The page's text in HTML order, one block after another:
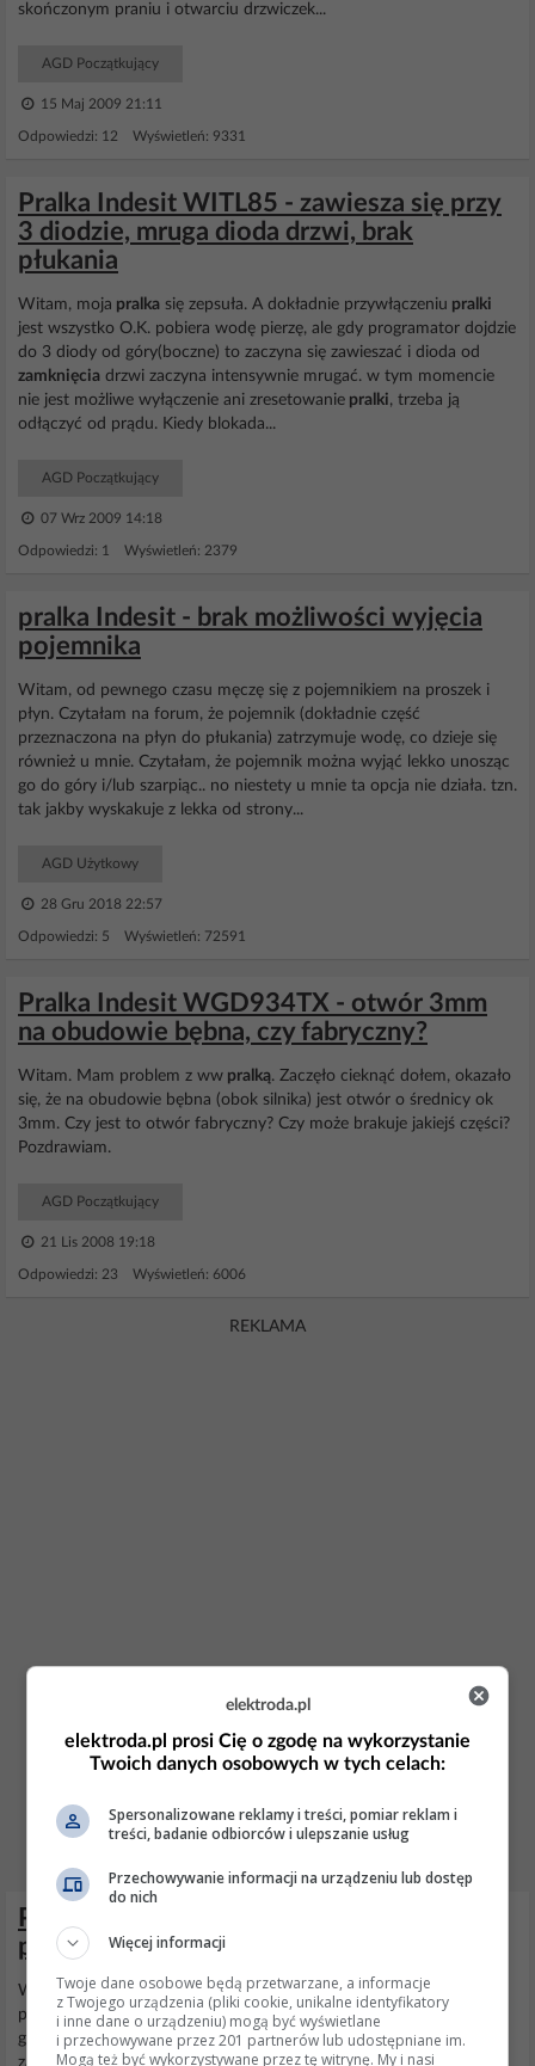
skończonym praniu i otwarciu drzwiczek...
AGD Początkujący
15 Maj 2009 21:11
Odpowiedzi: 12 Wyświetleń: 9331
Pralka Indesit WITL85 - zawiesza się przy
3 diodzie, mruga dioda drzwi, brak
płukania
Witam, moja pralka się zepsuła. A dokładnie przywłączeniu pralki
jest wszystko O.K. pobiera wodę pierzę, ale gdy programator dojdzie
do 3 diody od góry(boczne) to zaczyna się zawieszać i dioda od
zamknięcia drzwi zaczyna intensywnie mrugać. w tym momencie
nie jest możliwe wyłączenie ani zresetowanie pralki, trzeba ją
odłączyć od prądu. Kiedy blokada...
AGD Początkujący
07 Wrz 2009 14:18
Odpowiedzi: 1 Wyświetleń: 2379
pralka Indesit - brak możliwości wyjęcia
pojemnika
Witam, od pewnego czasu męczę się z pojemnikiem na proszek i
płyn. Czytałam na forum, że pojemnik (dokładnie część
przeznaczona na płyn do płukania) zatrzymuje wodę, co dzieje się
również u mnie. Czytałam, że pojemnik można wyjąć lekko unosząc
go do góry i/lub szarpiąc.. no niestety u mnie ta opcja nie działa. tzn.
tak jakby wyskakuje z lekka od strony...
AGD Użytkowy
28 Gru 2018 22:57
Odpowiedzi: 5 Wyświetleń: 72591
Pralka Indesit WGD934TX - otwór 3mm
na obudowie bębna, czy fabryczny?
Witam. Mam problem z ww pralką. Zaczęło cieknąć dołem, okazało
się, że na obudowie bębna (obok silnika) jest otwór o średnicy ok
3mm. Czy jest to otwór fabryczny? Czy może brakuje jakiejś części?
Pozdrawiam.
AGD Początkujący
21 Lis 2008 19:18
Odpowiedzi: 23 Wyświetleń: 6006
REKLAMA
Pralka Indesit WITL 85 - Otwarte klapy
podczas pracy pralki
Witam serdecznie! Uważam mój problem za dość nietypowy,
ponieważ prawdopodobnie wPralceIndesit WITL 85 ładowanej od
góry, nie wiem jakim cudem otworzyły się klapy podczas prania i
zablokowały bęben i w rezultacie nastąpiło stopienie paska
elektroda.pl
elektroda.pl prosi Cię o zgodę na wykorzystanie
Twoich danych osobowych w tych celach:
Spersonalizowane reklamy i treści, pomiar reklam i
treści, badanie odbiorców i ulepszanie usług
Przechowywanie informacji na urządzeniu lub dostęp
do nich
Więcej informacji
Twoje dane osobowe będą przetwarzane, a informacje
z Twojego urządzenia (pliki cookie, unikalne identyfikatory
i inne dane o urządzeniu) mogą być wyświetlane
i przechowywane przez 201 partnerów lub udostępniane im.
Mogą też być wykorzystywane przez tę witrynę. My i nasi